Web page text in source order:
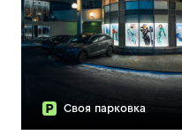
Своя парковка